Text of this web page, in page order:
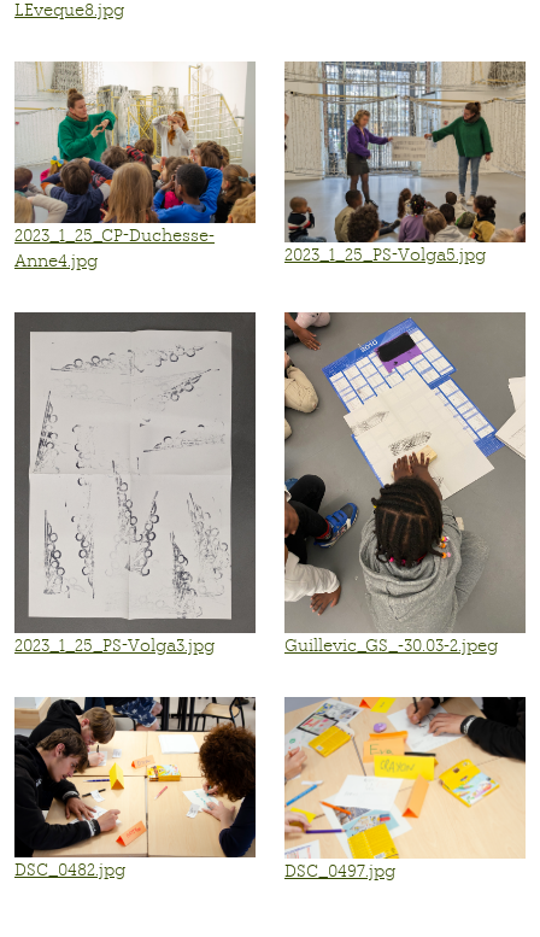
LEveque8.jpg
2023_1_25_CP-Duchesse-
Anne4.jpg
2023_1_25_PS-Volga5.jpg
2023_1_25_PS-Volga3.jpg Guillevic_GS_-30.03-2.jpeg
DSC_0482.jpg DSC_0497.jpg